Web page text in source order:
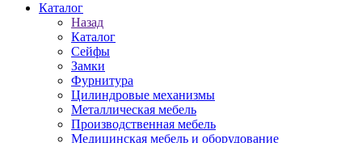
Каталог
Назад
Каталог
Сейфы
Замки
Фурнитура
Цилиндровые механизмы
Металлическая мебель
Производственная мебель
Медицинская мебель и оборудование